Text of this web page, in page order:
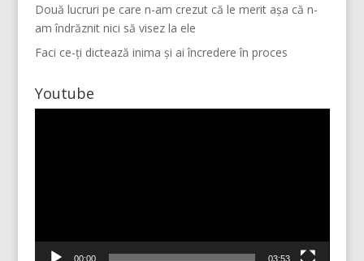
Două lucruri pe care n-am crezut că le merit așa că n-
am îndrăznit nici să visez la ele
Faci ce-ți dictează inima și ai încredere în proces
Youtube
00:00 03:53